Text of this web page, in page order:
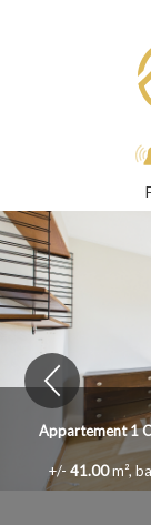
Appartement1
+/- 41.00m²,